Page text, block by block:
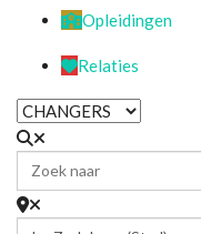
Opleidingen
Relaties